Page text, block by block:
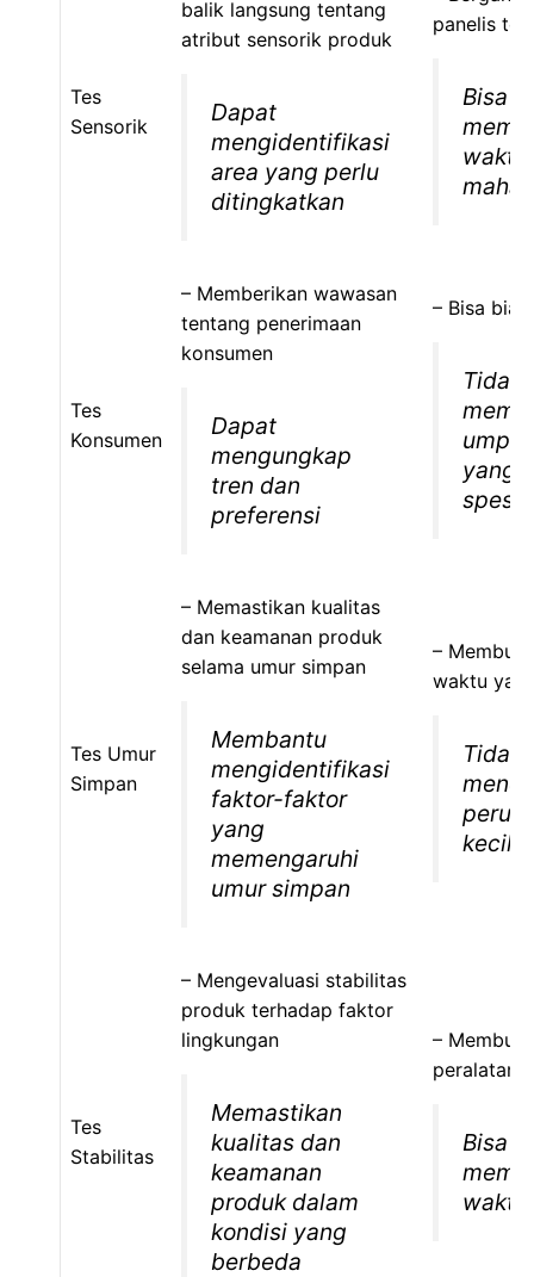
Tes
Sensorik
balik langsung tentang
atribut sensorik produk
Dapat
mengidentifikasi
area yang perlu
ditingkatkan
panelis
Bisa
waktu
mahal
Tes
Konsumen
– Memberikan wawasan
tentang penerimaan
konsumen
Dapat
mengungkap
tren dan
preferensi
– Bisa bias
Tidak
yang
Tes Umur
Simpan
– Memastikan kualitas
dan keamanan produk
selama umur simpan
Membantu
mengidentifikasi
faktor-faktor
yang
memengaruhi
umur simpan
–
waktu
Tidak
kecil
Tes
Stabilitas
– Mengevaluasi stabilitas
produk terhadap faktor
lingkungan
Memastikan
kualitas dan
keamanan
produk dalam
kondisi yang
berbeda
–
peralatan
Bisa
waktu